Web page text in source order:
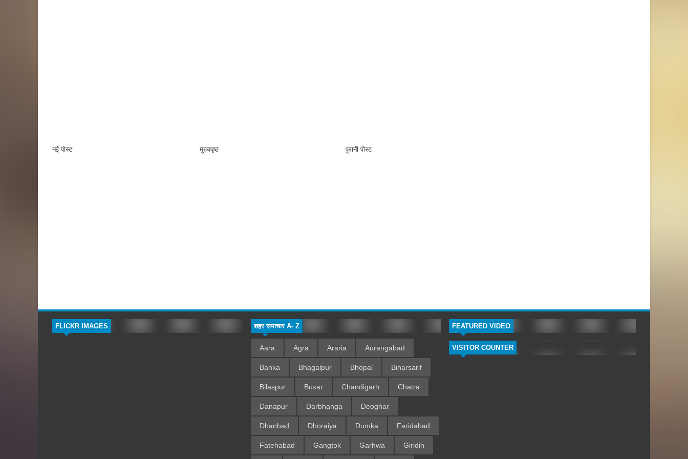
नई पोस्ट पुरानी पोस्ट
मुख्यपृष्ठ
FLICKR IMAGES शहर समाचार A- Z
Aara Agra Araria Aurangabad
Banka Bhagalpur Bhopal Biharsarif
Bilaspur Buxar Chandigarh Chatra
Danapur Darbhanga Deoghar
Dhanbad Dhoraiya Dumka Faridabad
Fatehabad Gangtok Garhwa Giridih
FEATURED VIDEO
VISITOR COUNTER